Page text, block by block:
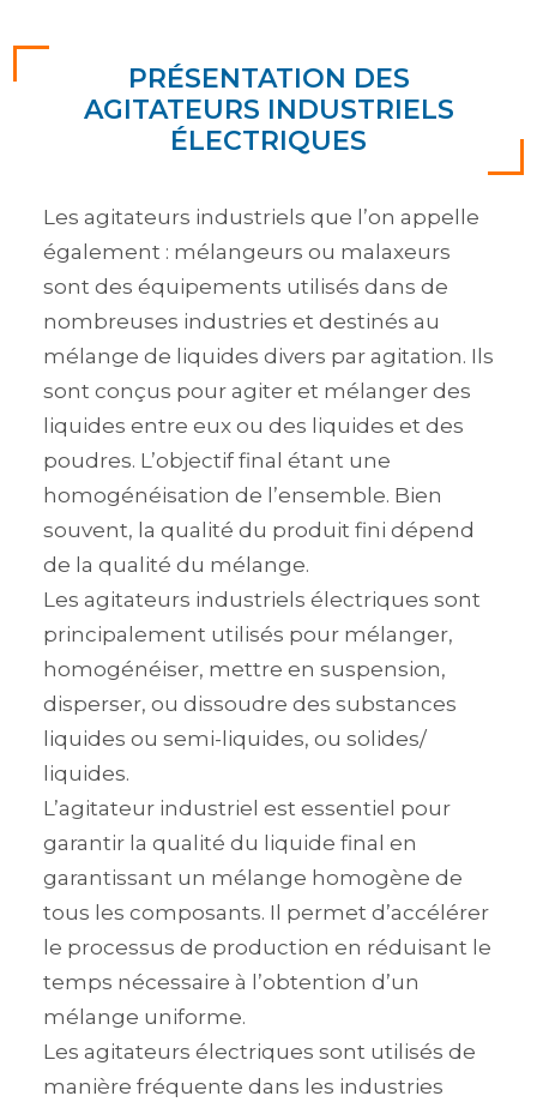
PRÉSENTATION DES
AGITATEURS INDUSTRIELS
ÉLECTRIQUES
Les agitateurs industriels que l’on appelle
également : mélangeurs ou malaxeurs
sont des équipements utilisés dans de
nombreuses industries et destinés au
mélange de liquides divers par agitation. Ils
sont conçus pour agiter et mélanger des
liquides entre eux ou des liquides et des
poudres. L’objectif final étant une
homogénéisation de l’ensemble. Bien
souvent, la qualité du produit fini dépend
de la qualité du mélange.
Les agitateurs industriels électriques sont
principalement utilisés pour mélanger,
homogénéiser, mettre en suspension,
disperser, ou dissoudre des substances
liquides ou semi-liquides, ou solides/
liquides.
L’agitateur industriel est essentiel pour
garantir la qualité du liquide final en
garantissant un mélange homogène de
tous les composants. Il permet d’accélérer
le processus de production en réduisant le
temps nécessaire à l’obtention d’un
mélange uniforme.
Les agitateurs électriques sont utilisés de
manière fréquente dans les industries